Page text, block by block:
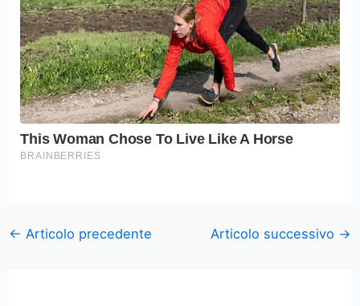
← Articolo precedente Articolo successivo →